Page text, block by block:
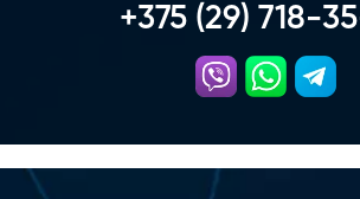
+375 (29) 718-